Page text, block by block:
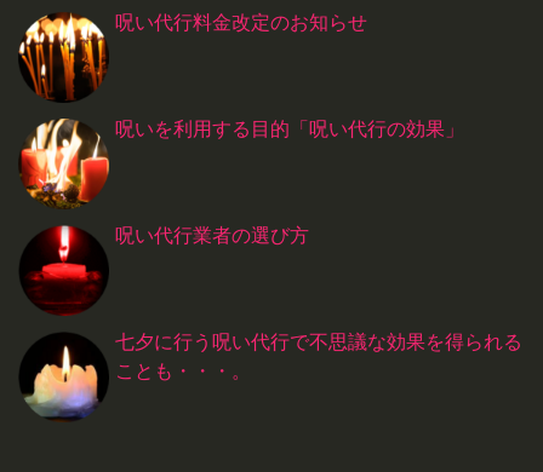
呪い代行料金改定のお知らせ
呪いを利用する目的「呪い代行の効果」
呪い代行業者の選び方
七夕に行う呪い代行で不思議な効果を得られる
ことも・・・。